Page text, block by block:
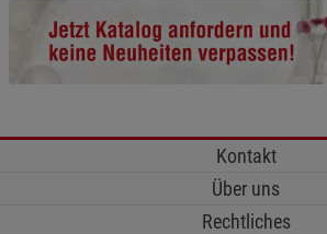
Kontakt
Über uns
Rechtliches
Funktionale Cookies (1)
Beschreibung Funktionale Cookies
Statistik Cookies (2)
Beschreibung Statistik Cookies
Cookie-Informationen